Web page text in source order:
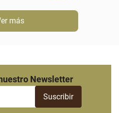
más
Newsletter